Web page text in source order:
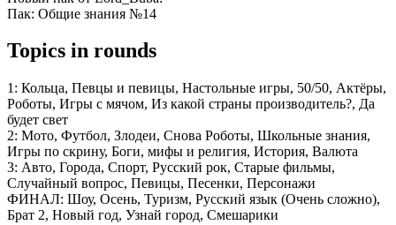
Пак: Общие знания №14
Topics in rounds
1: Кольца, Певцы и певицы, Настольные игры, 50/50, Актёры,
Роботы, Игры с мячом, Из какой страны производитель?, Да
будет свет
2: Мото, Футбол, Злодеи, Снова Роботы, Школьные знания,
Игры по скрину, Боги, мифы и религия, История, Валюта
3: Авто, Города, Спорт, Русский рок, Старые фильмы,
Случайный вопрос, Певицы, Песенки, Персонажи
ФИНАЛ: Шоу, Осень, Туризм, Русский язык (Очень сложно),
Брат 2, Новый год, Узнай город, Смешарики